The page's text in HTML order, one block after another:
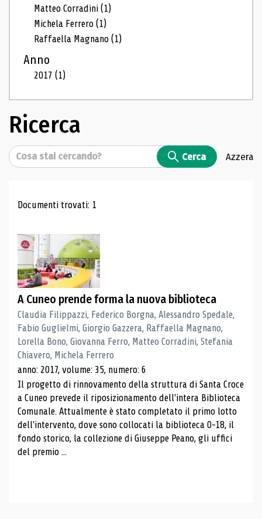
Matteo Corradini(1)
Michela Ferrero(1)
Raffaella Magnano(1)
Anno
2017(1)
Ricerca
Cerca Cerca Azzera
Risultati di ricerca
Documenti trovati: 1
A Cuneo prende forma la nuova biblioteca
Claudia Filippazzi, Federico Borgna, Alessandro Spedale,
Fabio Guglielmi, Giorgio Gazzera, Raffaella Magnano,
Lorella Bono, Giovanna Ferro, Matteo Corradini, Stefania
Chiavero, Michela Ferrero
anno: 2017, volume: 35, numero: 6
Il progetto di rinnovamento della struttura di Santa Croce
a Cuneo prevede il riposizionamento dell'intera Biblioteca
Comunale. Attualmente è stato completato il primo lotto
dell'intervento, dove sono collocati la biblioteca 0-18, il
fondo storico, la collezione di Giuseppe Peano, gli uffici
del premio ...